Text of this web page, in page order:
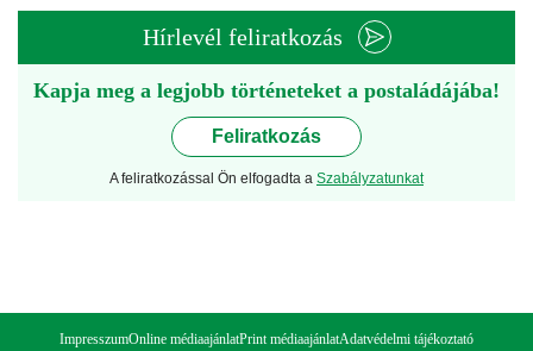
Hírlevél feliratkozás
Kapja meg a legjobb történeteket a postaládájába!
Feliratkozás
A feliratkozással Ön elfogadta a Szabályzatunkat
ImpresszumOnline médiaajánlatPrint médiaajánlatAdatvédelmi tájékoztató